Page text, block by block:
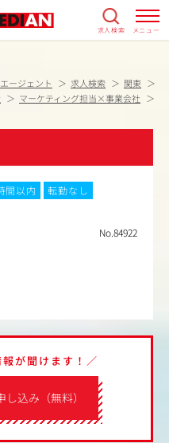
求人検索 メニュー
ージェント 求人検索
関東
マーケティング担当×事業会社
間以内
転勤なし
No.84922
込み（無料）
が聞けます！／